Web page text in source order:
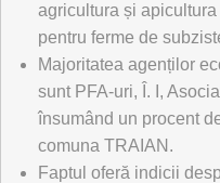
agricultura și
pentru ferme de
Majoritatea agenților
sunt PFA-uri, Î. I,
însumând un procent
comuna TRAIAN.
Faptul oferă indicii